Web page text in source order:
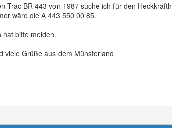
Trac BR 443 von 1987 suche ich für den
wäre die A 443 550 00 85.
hat bitte melden.
viele Grüße aus dem Münsterland